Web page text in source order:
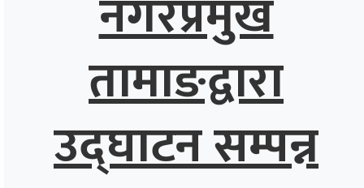
नगरप्रमुख
तामाङद्वारा
उद्घाटन सम्पन्न